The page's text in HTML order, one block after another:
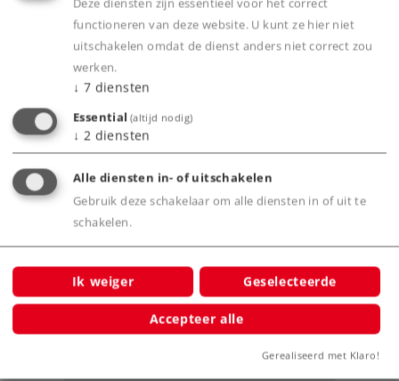
Productinfo
Bijbehorende producten
Deze diensten zijn essentieel voor het correct
functioneren van deze website. U kunt ze hier niet
uitschakelen omdat de dienst anders niet correct zou
werken.
↓ 7 diensten
Essential (altijd nodig)
↓ 2 diensten
Alle diensten in- of uitschakelen
Gebruik deze schakelaar om alle diensten in of uit te
schakelen.
Ik weiger Geselecteerde
Accepteer alle
Gerealiseerd met Klaro!